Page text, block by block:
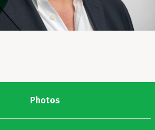
au Travail
Photos